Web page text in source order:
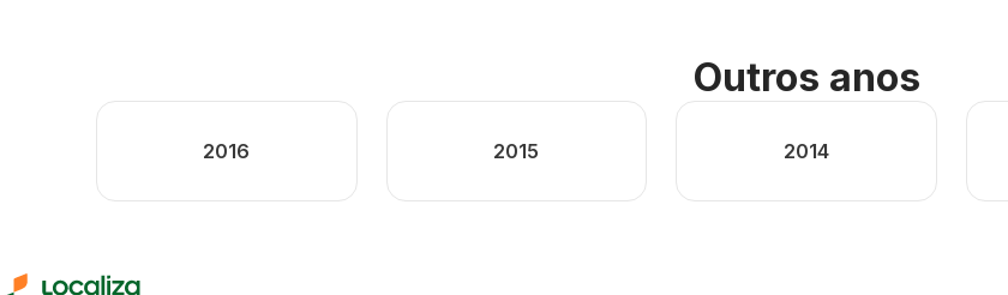
Outros anos
2016 2015 2014